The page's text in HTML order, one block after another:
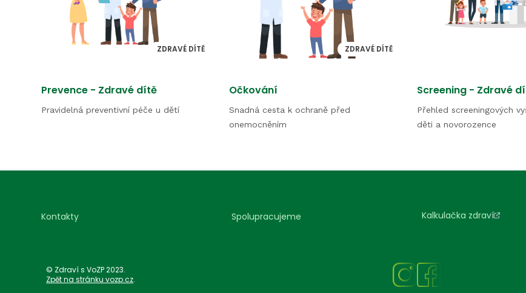
ZDRAVÉ DÍTĚ
Prevence - Zdravé dítě
Pravidelná preventivní péče u dětí
ZDRAVÉ DÍTĚ
Očkování
Snadná cesta k ochraně před
onemocněním
Screening - Zdravé
Přehled screeningových
děti a novorozence
Kontakty Spolupracujeme Kalkulačka zdraví
© Zdraví s VoZP 2023.
Zpět na stránku vozp.cz.